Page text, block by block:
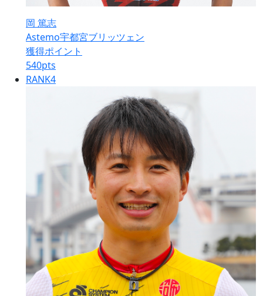
岡 篤志
Astemo宇都宮ブリッツェン
獲得ポイント
540pts
RANK4